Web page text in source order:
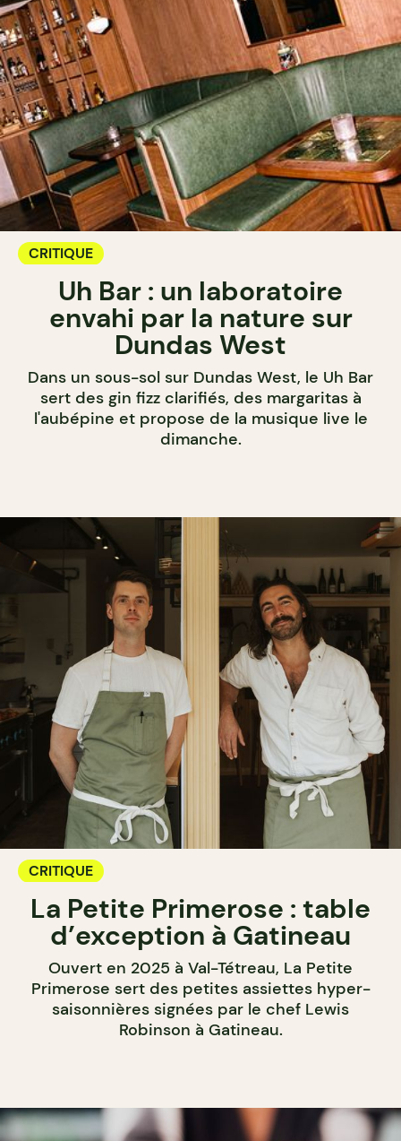
CRITIQUE
Uh Bar : un laboratoire
envahi par la nature sur
Dundas West
Dans un sous-sol sur Dundas West, le Uh Bar
sert des gin fizz clarifiés, des margaritas à
l'aubépine et propose de la musique live le
dimanche.
CRITIQUE
La Petite Primerose : table
d’exception à Gatineau
Ouvert en 2025 à Val-Tétreau, La Petite
Primerose sert des petites assiettes hyper-
saisonnières signées par le chef Lewis
Robinson à Gatineau.